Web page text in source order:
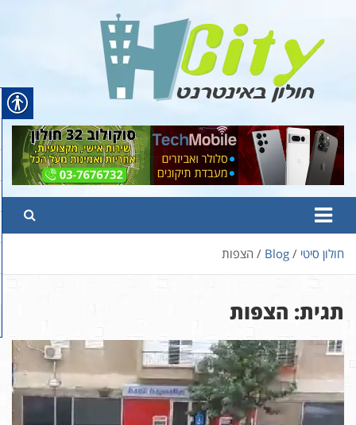
content
Hcity – חולון באינטרנט
פורטל החדשות והמידע של חולון
חולון סיטי Blog הצפות
תגית: הצפות